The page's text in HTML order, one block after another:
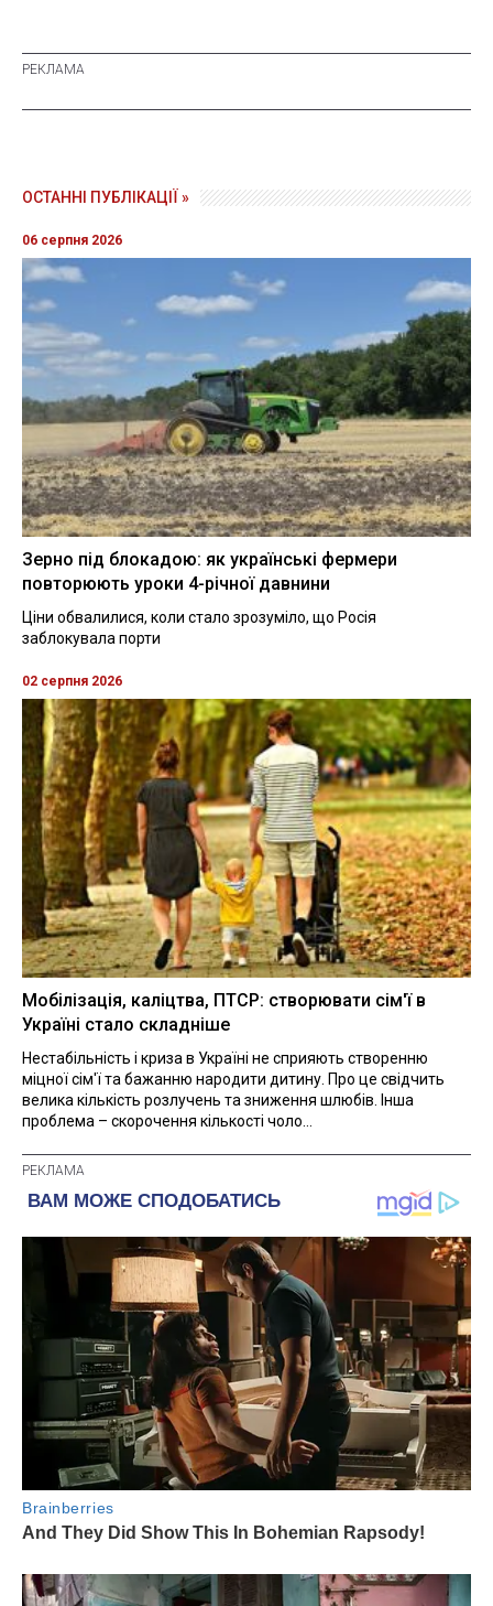
ОСТАННІ ПУБЛІКАЦІЇ »
06 серпня 2026
Зерно під блокадою: як українські фермери
повторюють уроки 4-річної давнини
Ціни обвалилися, коли стало зрозуміло, що Росія
заблокувала порти
02 серпня 2026
Мобілізація, каліцтва, ПТСР: створювати сім'ї в
Україні стало складніше
Нестабільність і криза в Україні не сприяють створенню
міцної сім'ї та бажанню народити дитину. Про це свідчить
велика кількість розлучень та зниження шлюбів. Інша
проблема – скорочення кількості чоло...